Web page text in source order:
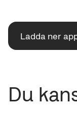
Ladda ner
Du